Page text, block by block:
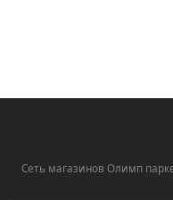
Сеть магазинов Олимп